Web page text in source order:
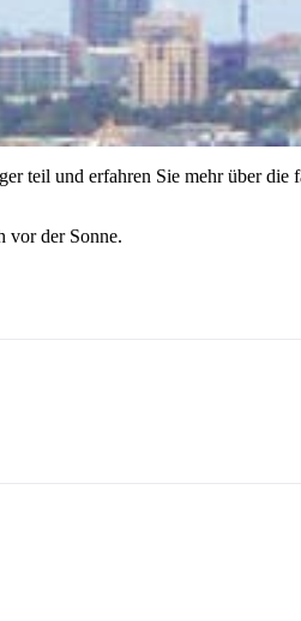
teil und erfahren Sie mehr über
vor der Sonne.